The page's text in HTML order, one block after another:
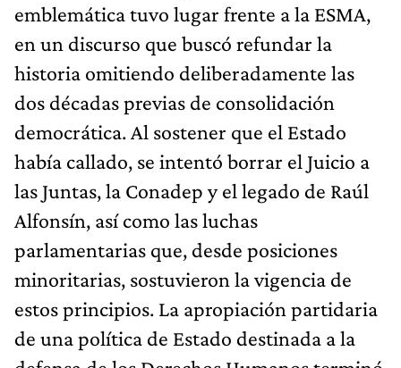
emblemática tuvo lugar frente a la ESMA,
en un discurso que buscó refundar la
historia omitiendo deliberadamente las
dos décadas previas de consolidación
democrática. Al sostener que el Estado
había callado, se intentó borrar el Juicio a
las Juntas, la Conadep y el legado de Raúl
Alfonsín, así como las luchas
parlamentarias que, desde posiciones
minoritarias, sostuvieron la vigencia de
estos principios. La apropiación partidaria
de una política de Estado destinada a la